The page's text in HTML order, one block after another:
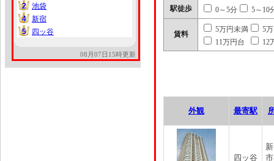
2
2
池袋
4
4
新宿
5
5 四ッ谷
08月07日15時更新
駅徒歩 0～5分 5～10
賃料
5万円未満
5
11万円台
12
外観 最寄駅
四ッ谷